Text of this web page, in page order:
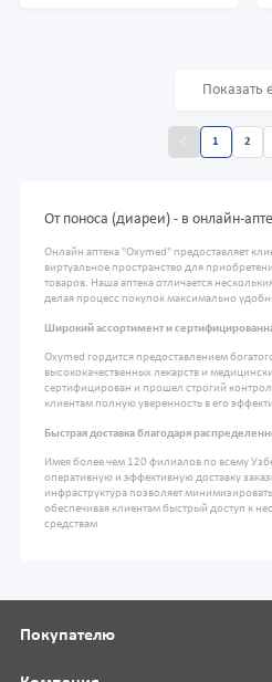
Показать
1 2
От поноса (диареи) - в онлайн-
Онлайн аптека "Oxymed" предоставляет
виртуальное пространство для
товаров. Наша аптека отличается
делая процесс покупок максимально
Широкий ассортимент и
Oxymed гордится предоставлением
высококачественных лекарств и
сертифицирован и прошел строгий
клиентам полную уверенность в его
Быстрая доставка благодаря
Имея более чем 120 филиалов по всему
оперативную и эффективную доставку
инфраструктура позволяет
обеспечивая клиентам быстрый доступ к
средствам
Покупателю